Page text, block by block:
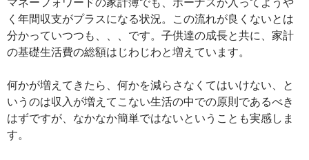
く年間収支がプラスになる状況。この流れが良くないとは
分かっていつつも、、、です。子供達の成長と共に、家計
の基礎生活費の総額はじわじわと増えています。
何かが増えてきたら、何かを減らさなくてはいけない、と
いうのは収入が増えてこない生活の中での原則であるべき
はずですが、なかなか簡単ではないということも実感しま
す。